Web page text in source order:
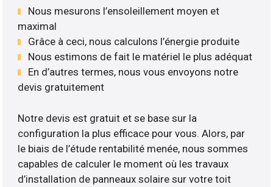
Nous mesurons l’ensoleillement moyen et
maximal
Grâce à ceci, nous calculons l’énergie produite
Nous estimons de fait le matériel le plus adéquat
En d’autres termes, nous vous envoyons notre
devis gratuitement
Notre devis est gratuit et se base sur la
configuration la plus efficace pour vous. Alors, par
le biais de l’étude rentabilité menée, nous sommes
capables de calculer le moment où les travaux
d’installation de panneaux solaire sur votre toit